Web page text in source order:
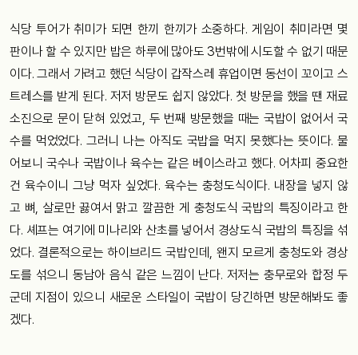
식당 투어가 취미가 되면 한끼 한끼가 소중하다. 게임이 취미라면 몇
판이나 할 수 있지만 밥은 하루에 많아도 3번밖에 시도할 수 없기 때문
이다. 그래서 가려고 했던 식당이 갑작스레 휴업이면 동선이 꼬이고 스
트레스를 받게 된다. 저저 방문도 쉽지 않았다. 첫 방문을 했을 땐 재료
소진으로 문이 닫혀 있었고, 두 번째 방문했을 때는 국밥이 없어서 국
수를 먹었었다. 그러니 나는 아직도 국밥을 먹지 못했다는 뜻이다. 물
어보니 국수나 국밥이나 육수는 같은 베이스라고 했다. 어차피 중요한
건 육수이니 그냥 먹자 싶었다. 육수는 충청도식이다. 내장을 넣지 않
고 뼈, 살로만 끓여서 맑고 깔끔한 게 충청도식 국밥의 특징이라고 한
다. 셰프는 여기에 미나리와 산초를 넣어서 경상도식 국밥의 특징을 섞
었다. 결론적으로는 하이브리드 국밥인데, 왠지 모르게 충청도와 경상
도를 섞으니 동남아 음식 같은 느낌이 난다. 저저는 충무로와 합정 두
군데 지점이 있으니 새로운 스타일이 국밥이 당긴하면 방문해봐도 좋
겠다.